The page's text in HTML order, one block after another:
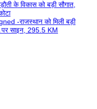
के विकास को बड़ी सौगात,
-राजस्थान को मिली बड़ी
पर साइन, 295.5 KM